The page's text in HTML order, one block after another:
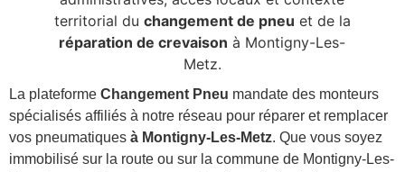
territorial du changement de pneu et de la
réparation de crevaison à Montigny-Les-
Metz.
La plateforme Changement Pneu mandate des monteurs
spécialisés affiliés à notre réseau pour réparer et remplacer
vos pneumatiques à Montigny-Les-Metz. Que vous soyez
immobilisé sur la route ou sur la commune de Montigny-Les-